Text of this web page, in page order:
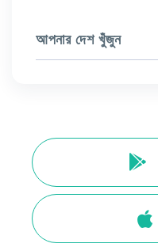
আপনার দেশ খুঁজুন